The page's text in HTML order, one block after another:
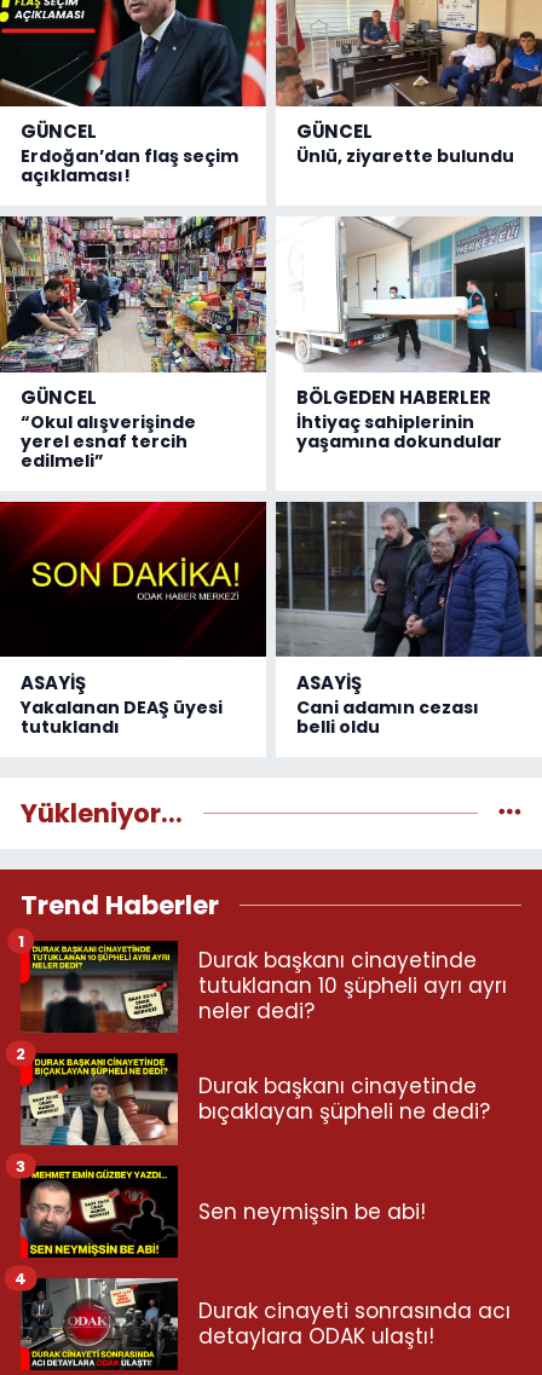
GÜNCEL
Erdoğan’dan flaş seçim
açıklaması!
GÜNCEL
Ünlü, ziyarette bulundu
GÜNCEL
“Okul alışverişinde
yerel esnaf tercih
edilmeli”
BÖLGEDEN HABERLER
İhtiyaç sahiplerinin
yaşamına dokundular
ASAYİŞ
Yakalanan DEAŞ üyesi
tutuklandı
ASAYİŞ
Cani adamın cezası
belli oldu
Yükleniyor...
Trend Haberler
Durak başkanı cinayetinde
tutuklanan 10 şüpheli ayrı ayrı
neler dedi?
1
Durak başkanı cinayetinde
bıçaklayan şüpheli ne dedi?
2
Sen neymişsin be abi!
3
Durak cinayeti sonrasında acı
detaylara ODAK ulaştı!
4